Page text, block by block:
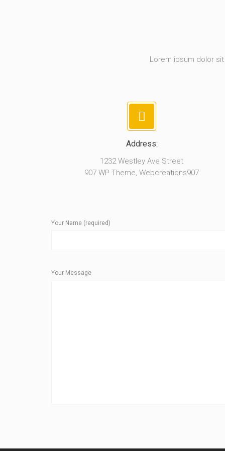
Lorem ipsum dolor
Address:
1232 Westley Ave Street
907 WP Theme, Webcreations907
Your Name (required)
Your Message